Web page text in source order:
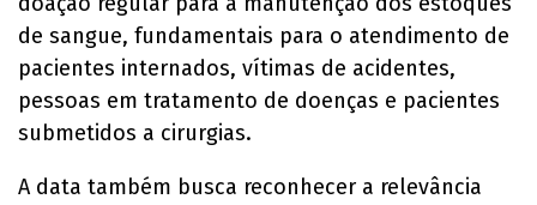
de sangue, fundamentais para o atendimento de
pacientes internados, vítimas de acidentes,
pessoas em tratamento de doenças e pacientes
submetidos a cirurgias.
A data também busca reconhecer a relevância